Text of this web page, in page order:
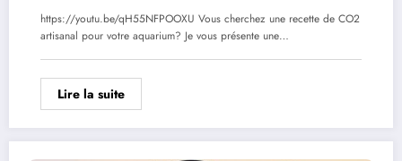
https://youtu.be/qH55NFPOOXU Vous cherchez une recette de CO2
artisanal pour votre aquarium? Je vous présente une…
Lire la suite